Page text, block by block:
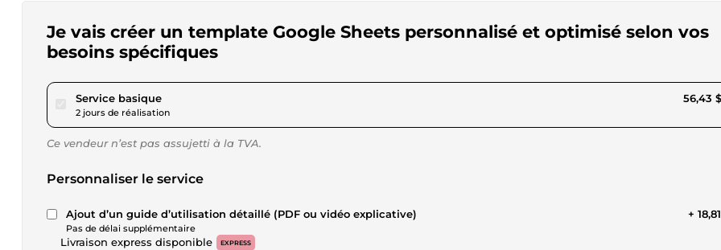
Je vais créer un template Google Sheets personnalisé et optimisé selon vos
besoins spécifiques
Service basiquepour 52,01 $US
2 jours de réalisation
56,43
Ce vendeur n’est pas assujetti à la TVA.
Personnaliser le service
Ajout d’un guide d’utilisation détaillé (PDF ou vidéo explicative)
Pas de délai supplémentaire
+
Livraison express disponible EXPRESS